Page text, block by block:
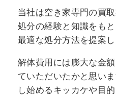
当社は空き家専門の買
処分の経験と知識をも
最適な処分方法を提案し
解体費用には膨大な金
ていただいたかと思い
し始めるキッカケや目